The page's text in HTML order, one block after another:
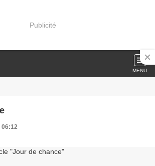
Publicité
MENU
06:12